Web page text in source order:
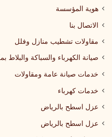
هوية المؤسسة
الاتصال بنا
مقاولات تشطيب منازل وفلل
صيانة الكهرباء والسباكة والبلاط
خدمات صيانة عامة ومقاولات
خدمات كهرباء
عزل اسطح بالرياض
عزل اسطح بالرياض